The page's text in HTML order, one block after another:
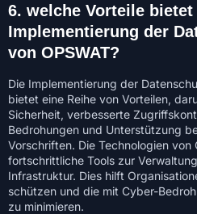
6. welche Vorteile bietet
Implementierung der
von OPSWAT?
Die Implementierung der
bietet eine Reihe von Vorteilen,
Sicherheit, verbesserte
Bedrohungen und Unterstützung
Vorschriften. Die Technologien von
fortschrittliche Tools zur
Infrastruktur. Dies hilft
schützen und die mit Cyber-
zu minimieren.